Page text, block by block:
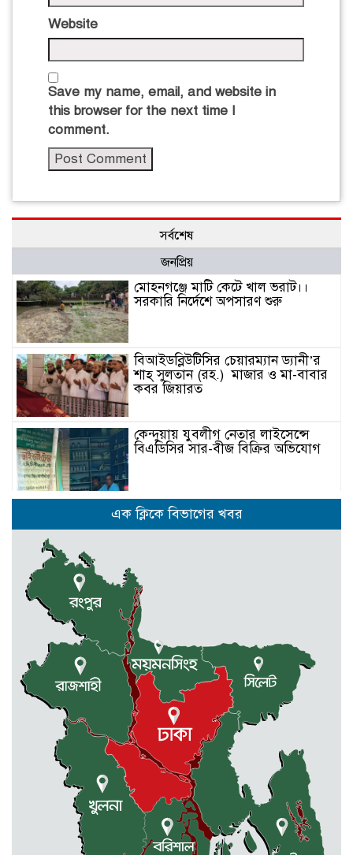
Website
Save my name, email, and website in
this browser for the next time I
comment.
সর্বশেষ
জনপ্রিয়
মোহনগঞ্জে মাটি কেটে খাল ভরাট।।
সরকারি নির্দেশে অপসারণ শুরু
বিআইডব্লিউটিসির চেয়ারম্যান ড্যানী’র
শাহ্ সুলতান (রহ.) মাজার ও মা-বাবার
কবর জিয়ারত
কেন্দুয়ায় যুবলীগ নেতার লাইসেন্সে
বিএডিসির সার-বীজ বিক্রির অভিযোগ
মোহনগঞ্জের পাইলট স্কুলের এডহক
কমিটির সভাপতি জাহাঙ্গীর আলম ভিপি
পূর্বধলায় রুক্কু মিয়াকে হত্যা চেষ্টার
আসামীদের গ্রেফতারের দাবীতে মানবন্ধন
ও বিক্ষোভ মিছিল
আবশ্যক
নেত্রকোনার দুর্গাপুরে ৬৩ বোতল
ভারতীয় মদসহ আটক -২
কেন্দুয়ায় ফাইভ ব্রাদার্স সোশাল
ওয়েলফেয়ার এসোসিয়েশনের উদ্যোগে
বৃক্ষরোপণ কর্মসূচী
এক ক্লিকে বিভাগের খবর